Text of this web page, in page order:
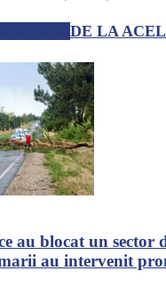
DE LA
au blocat un sector
au intervenit